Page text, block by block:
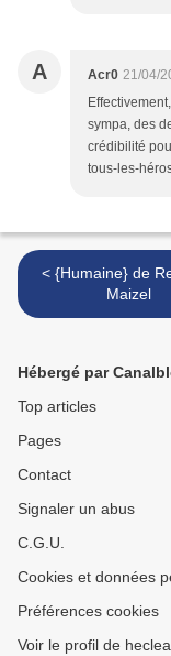
A Acr0 21/04/
sympa, des
crédibilité
tous-les-
< {Humaine} de Rebecca
Maizel
Hébergé par
Top articles
Pages
Contact
Signaler un abus
C.G.U.
Cookies et données
Préférences cookies
Voir le profil de